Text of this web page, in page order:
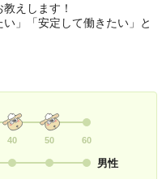
えします！
」「安定して働きたい」と
40 50 60
男性